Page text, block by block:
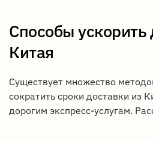
Способы ускорить
Китая
Существует множество
сократить сроки доставки из
дорогим экспресс-услугам.